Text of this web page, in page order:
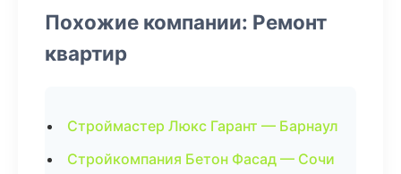
Похожие компании: Ремонт
квартир
Строймастер Люкс Гарант — Барнаул
Стройкомпания Бетон Фасад — Сочи